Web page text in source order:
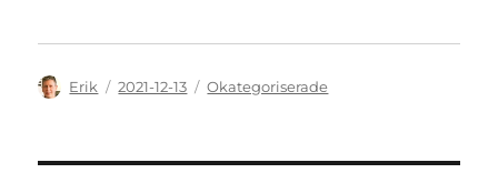
Författare
Erik
Publicerat
2021-12-13 Kategorier
Okategoriserade